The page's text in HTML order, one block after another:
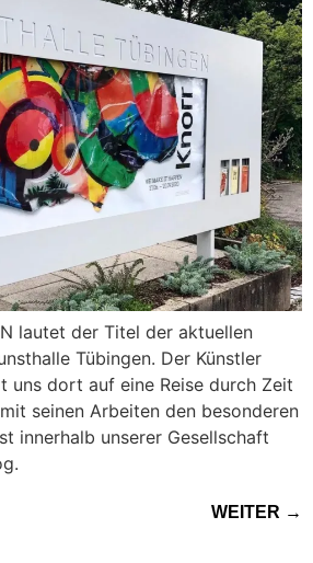
lautet der Titel der aktuellen
Tübingen. Der Künstler
uns dort auf eine Reise durch Zeit
seinen Arbeiten den besonderen
innerhalb unserer Gesellschaft
WEITER →